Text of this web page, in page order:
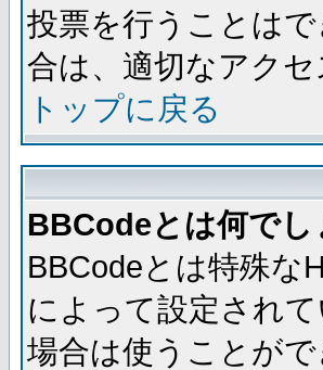
投票を行うことは
合は、適切なアク
トップに戻る
BBCodeとは何でし
BBCodeとは特殊な
によって設定され
場合は使うことが